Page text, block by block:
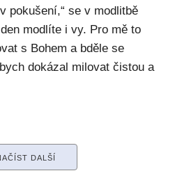
pokušení,“ se v modlitbě
modlíte i vy. Pro mě to
s Bohem a bděle se
dokázal milovat čistou a
DALŠÍ